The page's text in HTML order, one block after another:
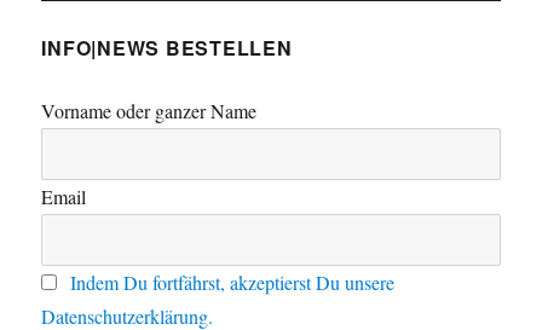
INFO|NEWS BESTELLEN
Vorname oder ganzer Name
Email
Indem Du fortfährst, akzeptierst Du unsere
Datenschutzerklärung.